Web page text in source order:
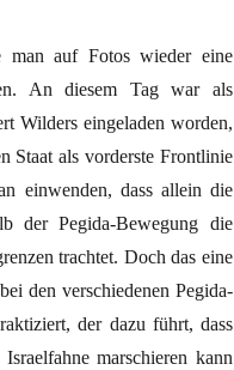
man auf Fotos wieder eine
An diesem Tag war als
Wilders eingeladen worden,
Staat als vorderste Frontlinie
einwenden, dass allein die
der Pegida-Bewegung die
trachtet. Doch das eine
den verschiedenen Pegida-
der dazu führt, dass
marschieren kann